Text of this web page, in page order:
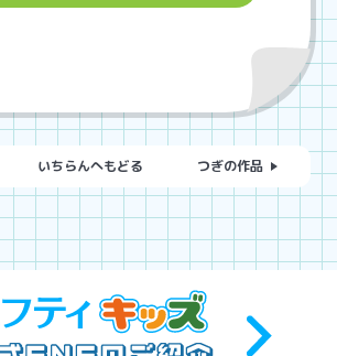
いちらんへもどる つぎの作品